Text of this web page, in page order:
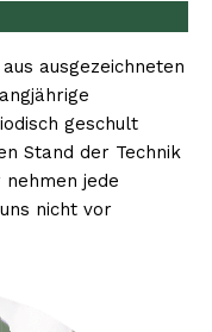
ausgezeichneten
geschult
Stand der Technik
nehmen jede
nicht vor